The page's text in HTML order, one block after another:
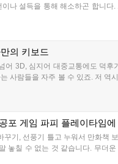
나 설득을 통해 해소하곤 합니
의 키보드
어 3D, 심지어 대중교통에도 덕
사람들을 자주 볼 수 있죠. 저
포 게임 파피 플레이타임에
꾸기, 선풍기 틀고 누워서 만화책
놓칠 수 없는 것 같습니다. 무더